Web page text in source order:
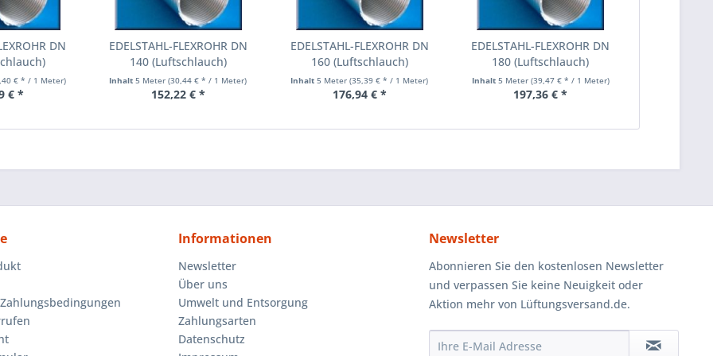
DN
€ * / 1 Meter)
€ *
EDELSTAHL-FLEXROHR DN
140 (Luftschlauch)
Inhalt5 Meter(30,44 € * / 1 Meter)
152,22 € *
EDELSTAHL-FLEXROHR DN
160 (Luftschlauch)
Inhalt5 Meter(35,39 € * / 1 Meter)
176,94 € *
EDELSTAHL-FLEXROHR DN
180 (Luftschlauch)
Inhalt 5 Meter (39,47 € * / 1 Meter)
197,36 € *
Informationen
Newsletter
Über uns
Umwelt und Entsorgung
Zahlungsarten
Datenschutz
Newsletter
Abonnieren Sie den kostenlosen Newsletter
und verpassen Sie keine Neuigkeit oder
Aktion mehr von Lüftungsversand.de.